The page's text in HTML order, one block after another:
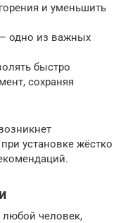
и уменьшить
одно из важных
быстро
сохраняя
установке жёстко
любой человек,